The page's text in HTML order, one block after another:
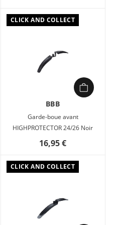
CLICK AND COLLECT
BBB
Garde-boue avant
HIGHPROTECTOR 24/26 Noir
16,95 €
CLICK AND COLLECT